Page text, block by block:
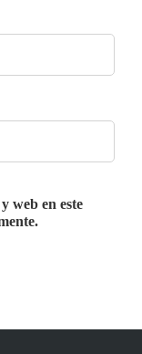
web en este